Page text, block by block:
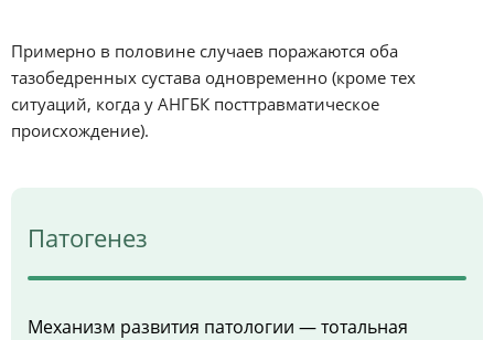
Примерно в половине случаев поражаются оба
тазобедренных сустава одновременно (кроме тех
ситуаций, когда у АНГБК посттравматическое
происхождение).
Патогенез
Механизм развития патологии — тотальная